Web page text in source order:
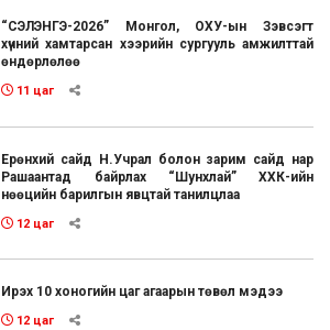
“СЭЛЭНГЭ-2026” Монгол, ОХУ-ын Зэвсэгт
хүчний хамтарсан хээрийн сургууль амжилттай
өндөрлөлөө
11 цаг
Ерөнхий сайд Н.Учрал болон зарим сайд нар
Рашаантад байрлах “Шунхлай” ХХК-ийн
нөөцийн барилгын явцтай танилцлаа
12 цаг
Ирэх 10 хоногийн цаг агаарын төвөл мэдээ
12 цаг